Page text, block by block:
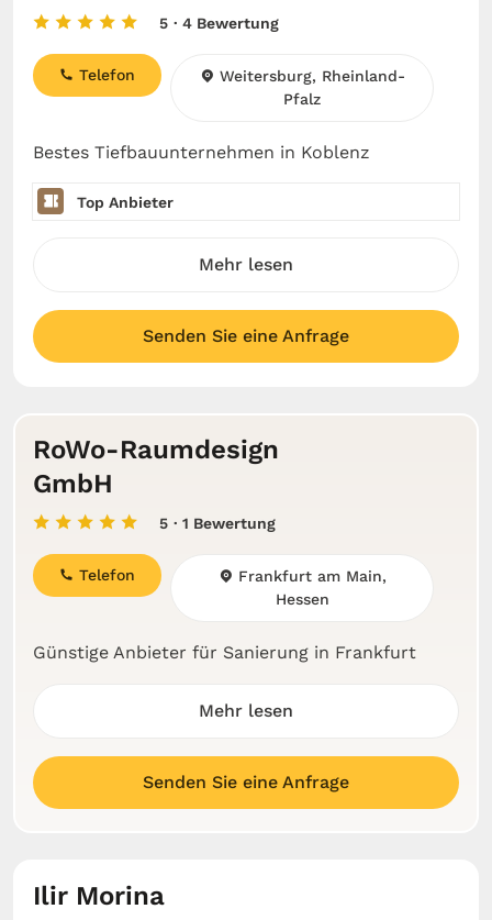
5 · 4 Bewertung
Bestes Tiefbauunternehmen in Koblenz
Telefon
Weitersburg, Rheinland-
Pfalz
Top Anbieter
Mehr lesen
Senden Sie eine Anfrage
RoWo-Raumdesign
GmbH
5 · 1 Bewertung
Günstige Anbieter für Sanierung in Frankfurt
Telefon
Frankfurt am Main,
Hessen
Mehr lesen
Senden Sie eine Anfrage
Ilir Morina